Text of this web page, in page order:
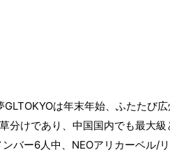
GLTOKYOは年末年始、ふたたび
分けであり、中国国内でも最大
バー6人中、 NEOアリカーベル/